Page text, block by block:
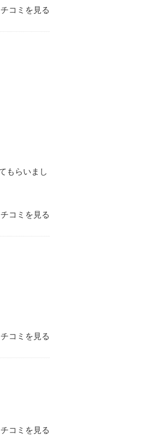
コミを見る
もらいまし
コミを見る
コミを見る
コミを見る